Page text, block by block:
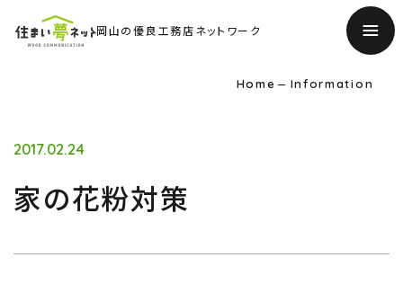
岡山の優良工務店ネットワーク
Home Information
2017.02.24
家の花粉対策